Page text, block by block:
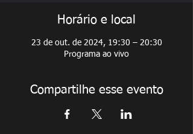
Horário e local
23 de out. de 2024, 19:30 – 20:30
Programa ao vivo
Compartilhe esse evento